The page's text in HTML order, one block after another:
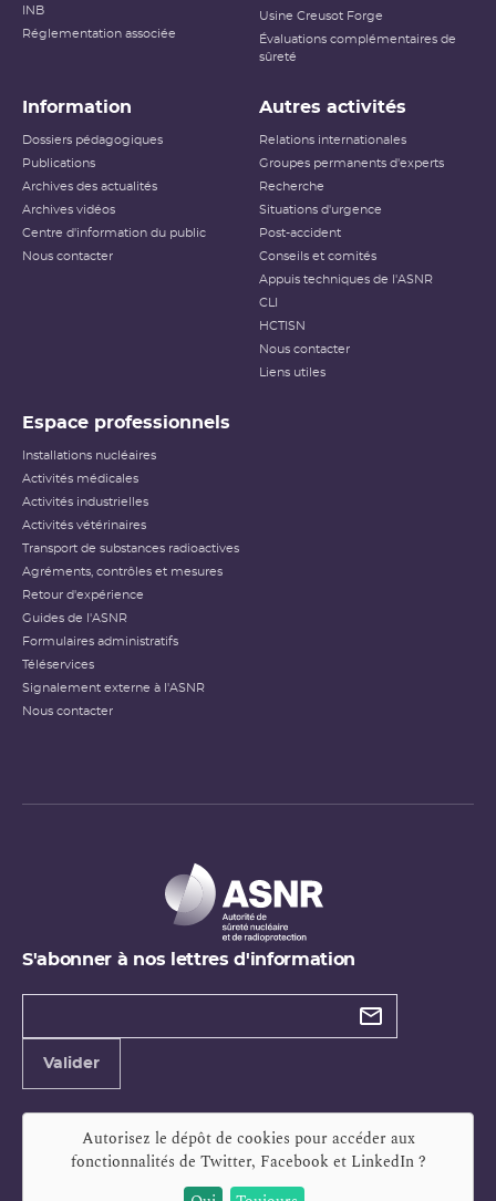
INB
Réglementation associée
Usine Creusot Forge
Évaluations complémentaires de
sûreté
Information
Dossiers pédagogiques
Publications
Archives des actualités
Archives vidéos
Centre d'information du public
Nous contacter
Autres activités
Relations internationales
Groupes permanents d'experts
Recherche
Situations d'urgence
Post-accident
Conseils et comités
Appuis techniques de l'ASNR
CLI
HCTISN
Nous contacter
Liens utiles
Espace professionnels
Installations nucléaires
Activités médicales
Activités industrielles
Activités vétérinaires
Transport de substances radioactives
Agréments, contrôles et mesures
Retour d'expérience
Guides de l'ASNR
Formulaires administratifs
Téléservices
Signalement externe à l'ASNR
Nous contacter
S'abonner à nos lettres d'information
Types de
Valider
Autorisez le dépôt de cookies pour accéder aux
fonctionnalités de Twitter, Facebook et LinkedIn?